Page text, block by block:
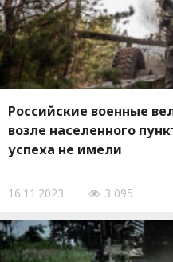
Российские военные
возле населенного
успеха не имели
16.11.2023 3 095